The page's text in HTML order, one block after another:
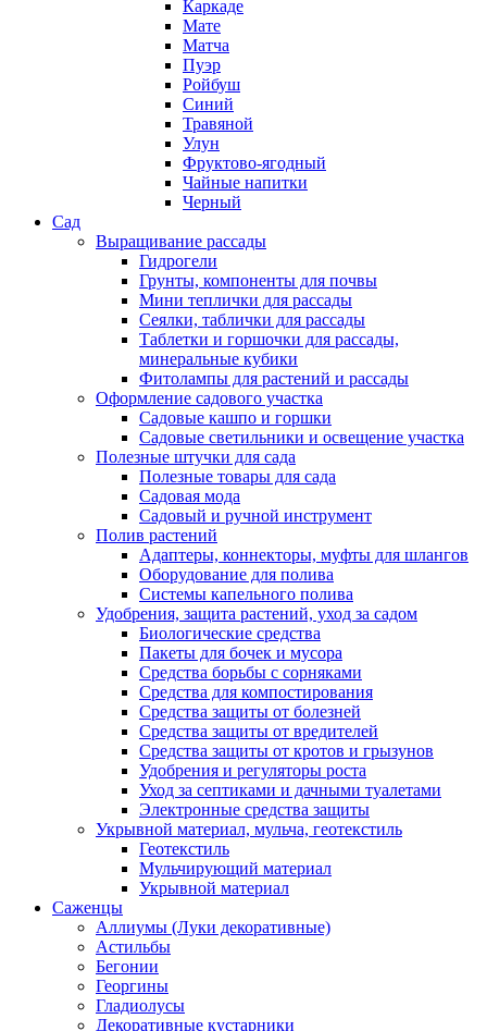
Каркаде
Мате
Матча
Пуэр
Ройбуш
Синий
Травяной
Улун
Фруктово-ягодный
Чайные напитки
Черный
Сад
Выращивание рассады
Гидрогели
Грунты, компоненты для почвы
Мини теплички для рассады
Сеялки, таблички для рассады
Таблетки и горшочки для рассады,
минеральные кубики
Фитолампы для растений и рассады
Оформление садового участка
Садовые кашпо и горшки
Садовые светильники и освещение участка
Полезные штучки для сада
Полезные товары для сада
Садовая мода
Садовый и ручной инструмент
Полив растений
Адаптеры, коннекторы, муфты для шлангов
Оборудование для полива
Системы капельного полива
Удобрения, защита растений, уход за садом
Биологические средства
Пакеты для бочек и мусора
Средства борьбы с сорняками
Средства для компостирования
Средства защиты от болезней
Средства защиты от вредителей
Средства защиты от кротов и грызунов
Удобрения и регуляторы роста
Уход за септиками и дачными туалетами
Электронные средства защиты
Укрывной материал, мульча, геотекстиль
Геотекстиль
Мульчирующий материал
Укрывной материал
Саженцы
Аллиумы (Луки декоративные)
Астильбы
Бегонии
Георгины
Гладиолусы
Декоративные кустарники